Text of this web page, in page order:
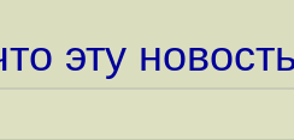
эту